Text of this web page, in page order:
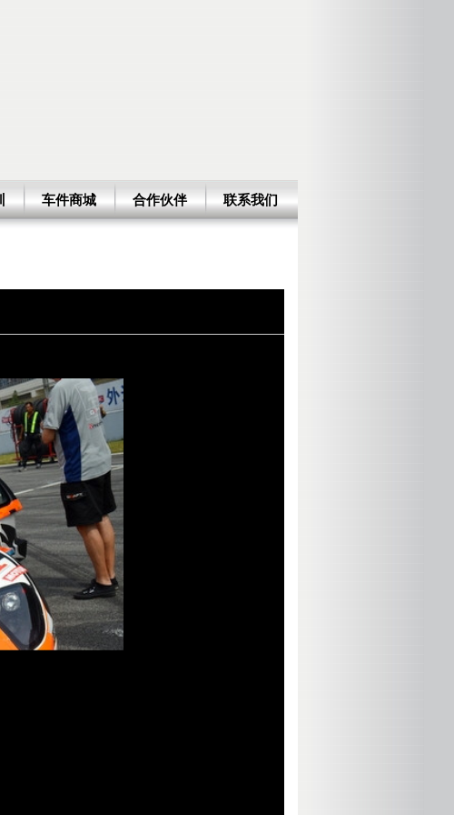
车件商城 合作伙伴 联系我们